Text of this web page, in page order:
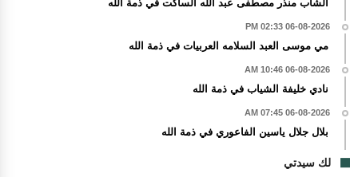
الشاب منذر مصطفى عبد الله الساكت في ذمة الله
06-08-2026 02:33 PM
مي موسى العبد السلامه العربيات في ذمة الله
06-08-2026 10:46 AM
نادي خليفة الشياب في ذمة الله
06-08-2026 07:45 AM
بلال جلال ياسين الفاعوري في ذمة الله
لك سيدتي